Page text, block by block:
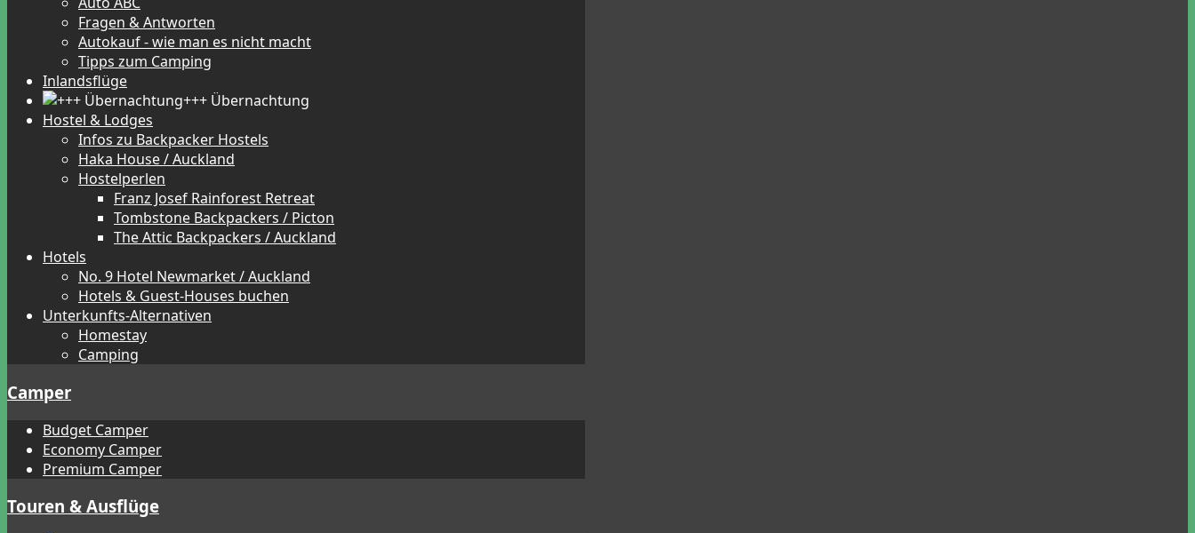
Fragen & Antworten
Autokauf - wie man es nicht macht
Tipps zum Camping
Inlandsflüge
+++ Übernachtung
Hostel & Lodges
Infos zu Backpacker Hostels
Haka House / Auckland
Hostelperlen
Franz Josef Rainforest Retreat
Tombstone Backpackers / Picton
The Attic Backpackers / Auckland
Hotels
No. 9 Hotel Newmarket / Auckland
Hotels & Guest-Houses buchen
Unterkunfts-Alternativen
Homestay
Camping
Camper
Budget Camper
Economy Camper
Premium Camper
Touren & Ausflüge